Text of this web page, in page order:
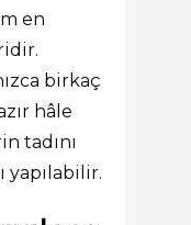
en
birkaç
hâle
tadını
yapılabilir.